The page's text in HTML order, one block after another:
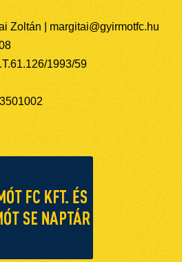
Zoltán | margitai@gyirmotfc.hu
1993/59